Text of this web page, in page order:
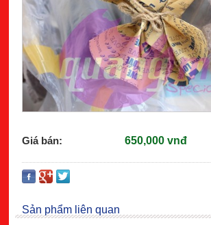
Giá bán: 650,000 vnđ
Sản phẩm liên quan